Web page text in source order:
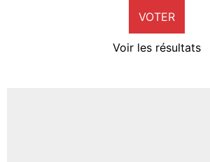
VOTER
Voir les résultats